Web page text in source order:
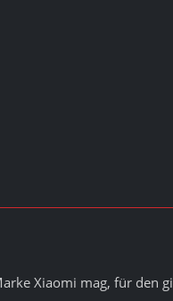
Xiaomi mag, für den